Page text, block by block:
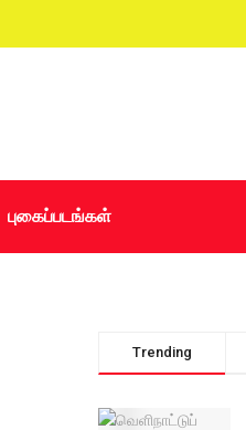
புகைப்படங்கள்
Trending